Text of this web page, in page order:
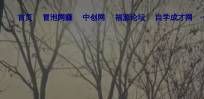
首页 冒泡网赚 中创网 福源论坛 自学成才网